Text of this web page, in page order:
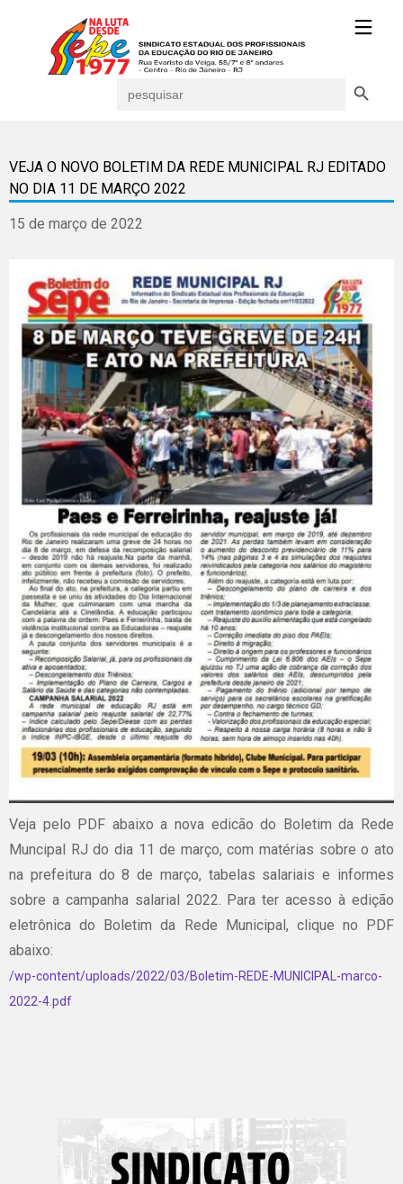
for:
VEJA O NOVO BOLETIM DA REDE MUNICIPAL RJ EDITADO
NO DIA 11 DE MARÇO 2022
15 de março de 2022
Veja pelo PDF abaixo a nova edicão do Boletim da Rede
Muncipal RJ do dia 11 de março, com matérias sobre o ato
na prefeitura do 8 de março, tabelas salariais e informes
sobre a campanha salarial 2022. Para ter acesso à edição
eletrônica do Boletim da Rede Municipal, clique no PDF
abaixo:
/wp-content/uploads/2022/03/Boletim-REDE-MUNICIPAL-marco-
2022-4.pdf